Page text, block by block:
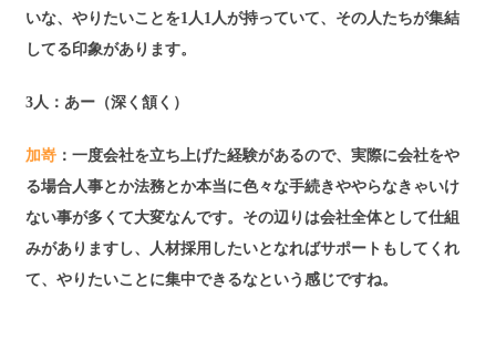
いな、やりたいことを1人1人が持っていて、その人たちが集結
してる印象があります。
3人 ：あー（深く頷く）
加嵜 ：一度会社を立ち上げた経験があるので、実際に会社をや
る場合人事とか法務とか本当に色々な手続きややらなきゃいけ
ない事が多くて大変なんです。その辺りは会社全体として仕組
みがありますし、人材採用したいとなればサポートもしてくれ
て、やりたいことに集中できるなという感じですね。